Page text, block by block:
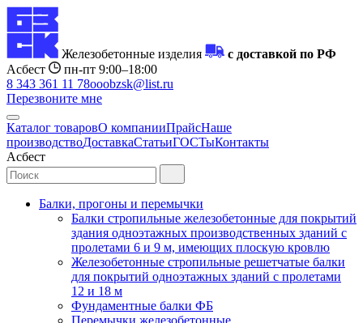
Железобетонные изделия
с доставкой по РФ
Асбест
пн-пт 9:00–18:00
8 343 361 11 78ooobzsk@list.ru
Перезвоните мне
Каталог товаровО компанииПрайсНаше
производствоДоставкаСтатьиГОСТыКонтакты
Асбест
Балки, прогоны и перемычки
Балки стропильные железобетонные для покрытий
здания одноэтажных производственных зданий с
пролетами 6 и 9 м, имеющих плоскую кровлю
Железобетонные стропильные решетчатые балки
для покрытий одноэтажных зданий с пролетами
12 и 18 м
Фундаментные балки ФБ
Перемычки железобетонные